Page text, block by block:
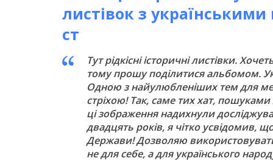
листівок з
ст
Тут рідкісні історичні листівки.
тому прошу поділитися альбомом.
Одною з найулюбленіших тем для
стріхою! Так, саме тих хат,
ці зображення надихнули
двадцять років, я чітко усвідомив,
Держави! Дозволяю
не для себе, а для українського